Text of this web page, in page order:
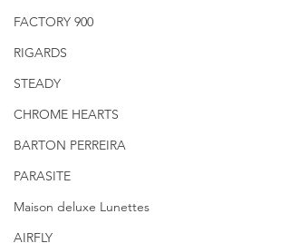
FACTORY 900
RIGARDS
STEADY
CHROME HEARTS
BARTON PERREIRA
PARASITE
Maison deluxe Lunettes
AIRFLY